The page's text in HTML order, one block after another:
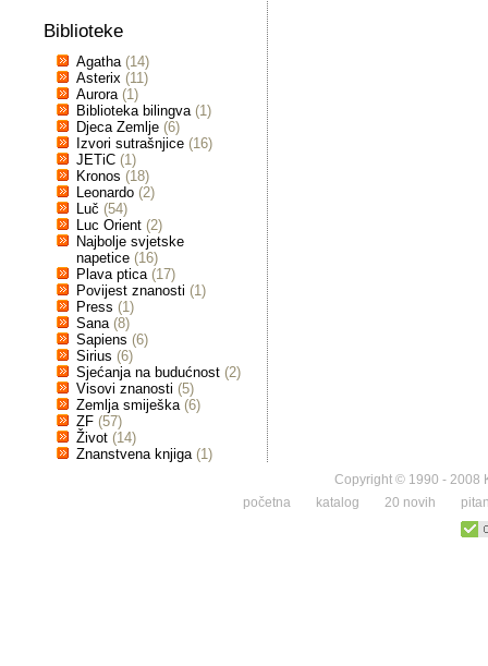
Biblioteke
Agatha (14)
Asterix (11)
Aurora (1)
Biblioteka bilingva (1)
Djeca Zemlje (6)
Izvori sutrašnjice (16)
JETiC (1)
Kronos (18)
Leonardo (2)
Luč (54)
Luc Orient (2)
Najbolje svjetske
napetice (16)
Plava ptica (17)
Povijest znanosti (1)
Press (1)
Sana (8)
Sapiens (6)
Sirius (6)
Sjećanja na budućnost (2)
Visovi znanosti (5)
Zemlja smiješka (6)
ZF (57)
Život (14)
Znanstvena knjiga (1)
Copyright © 1990 - 2008
početna
katalog 20 novih